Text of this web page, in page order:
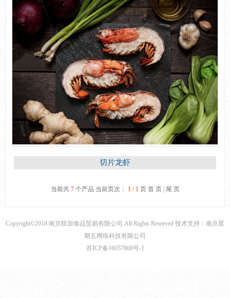
切片龙虾
当前共 7个产品 当前页次： 1/ 1页 首 页| 尾 页
Copyright©2018 南京联加食品贸易有限公司 All Rights Reserved 技术支持：南京星
期五网络科技有限公司
苏ICP备16057868号-1